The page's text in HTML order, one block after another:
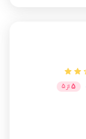
5 از 5